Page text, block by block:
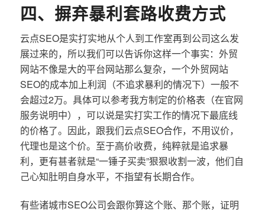
四、摒弃暴利套路收费方式
云点SEO是实打实地从个人到工作室再到公司这么发
展过来的，所以我们可以告诉你这样一个事实：外贸
网站不像是大的平台网站那么复杂，一个外贸网站
SEO的成本加上利润（不追求暴利的情况下）一般不
会超过2万。具体可以参考我方制定的价格表（在官网
服务说明中），可以说是实打实工作的情况下最底线
的价格了。因此，跟我们云点SEO合作，不用议价，
代理也是这个价。至于高价收费，纯粹就是追求暴
利，更有甚者就是“一锤子买卖”狠狠收割一波，他们自
己心知肚明自身水平，不指望有长期合作。
有些诸城市SEO公司会跟你算这个账、那个账，证明